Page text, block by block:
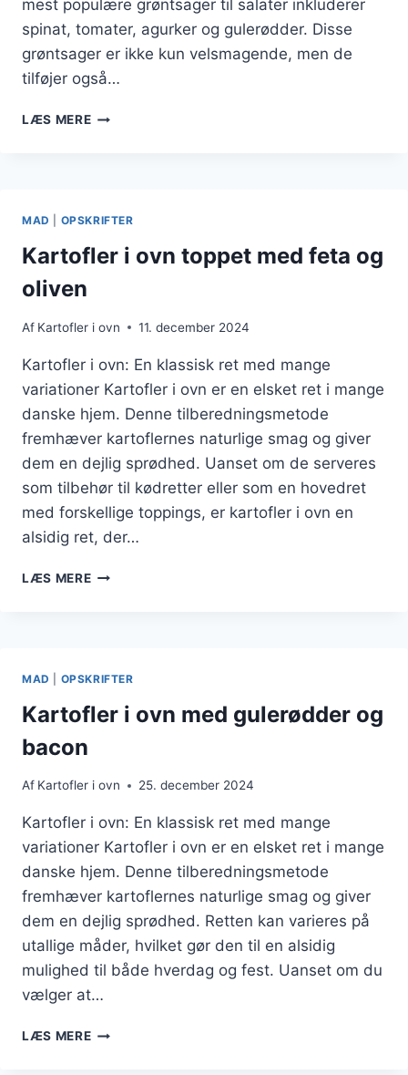
mest populære grøntsager til salater inkluderer
spinat, tomater, agurker og gulerødder. Disse
grøntsager er ikke kun velsmagende, men de
tilføjer også…
LÆS MERESUNDE
MAD OPSKRIFTER
Kartofler i ovn toppet med feta og
oliven
Af Kartofler i ovn 11. december 2024
Kartofler i ovn: En klassisk ret med mange
variationer Kartofler i ovn er en elsket ret i mange
danske hjem. Denne tilberedningsmetode
fremhæver kartoflernes naturlige smag og giver
dem en dejlig sprødhed. Uanset om de serveres
som tilbehør til kødretter eller som en hovedret
med forskellige toppings, er kartofler i ovn en
alsidig ret, der…
LÆS MEREKARTOFLER
OLIVEN
MAD OPSKRIFTER
Kartofler i ovn med gulerødder og
bacon
Af Kartofler i ovn 25. december 2024
Kartofler i ovn: En klassisk ret med mange
variationer Kartofler i ovn er en elsket ret i mange
danske hjem. Denne tilberedningsmetode
fremhæver kartoflernes naturlige smag og giver
dem en dejlig sprødhed. Retten kan varieres på
utallige måder, hvilket gør den til en alsidig
mulighed til både hverdag og fest. Uanset om du
vælger at…
LÆS MEREKARTOFLER